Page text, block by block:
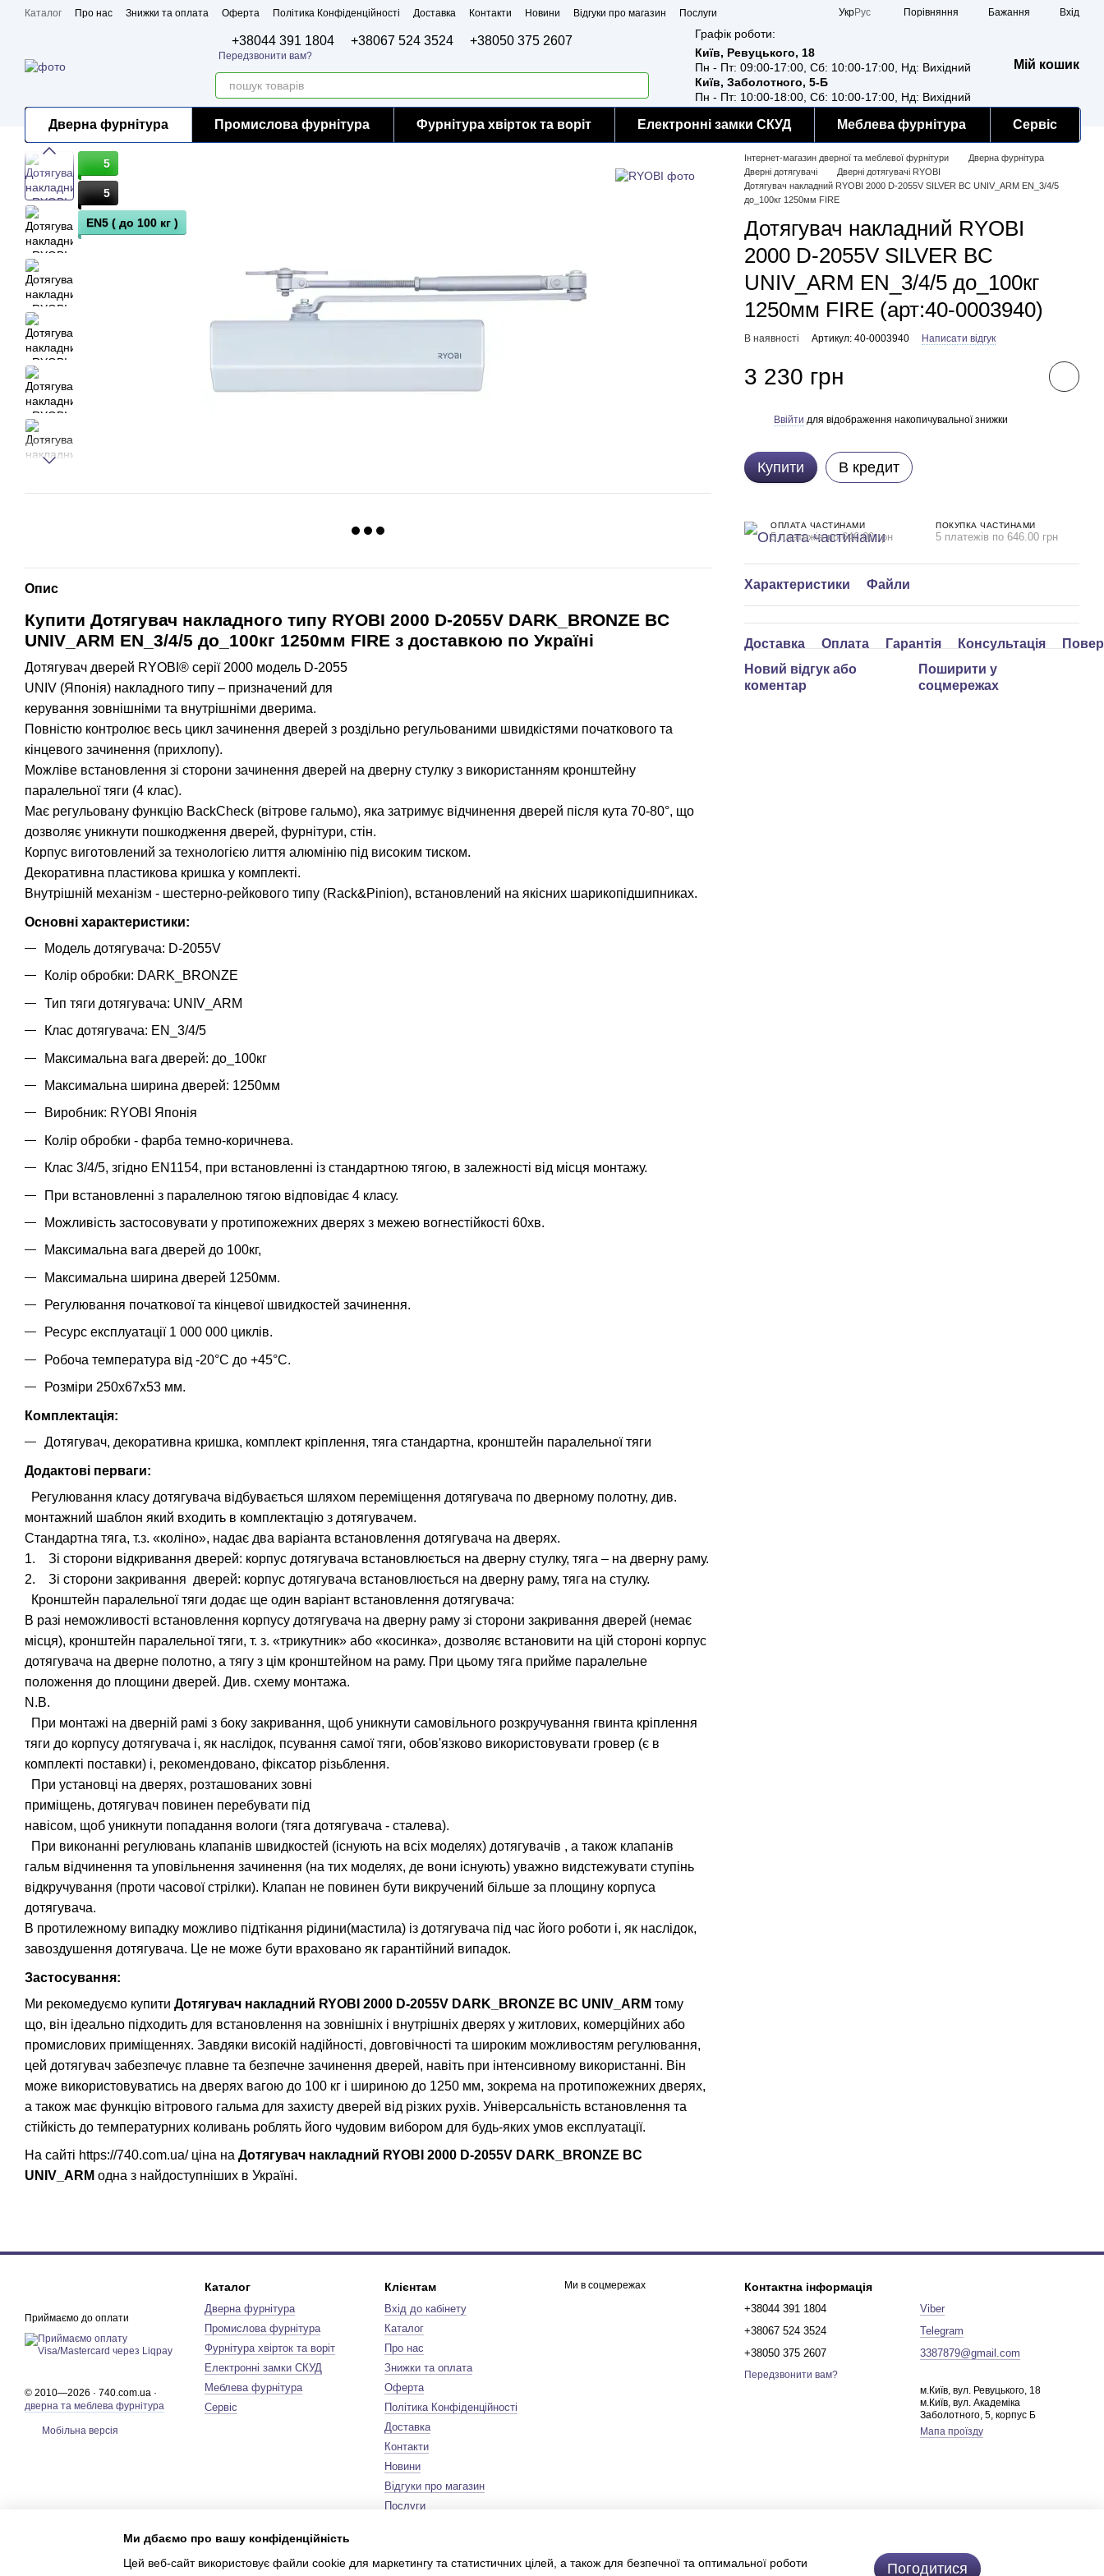
Перейти до основного контенту
Каталог Про нас Знижки та оплата Оферта Політика Конфіденційності Доставка Контакти Новини Відгуки про магазин
Послуги
УкрРус Порівняння Бажання Вхід
+38044 391 1804 +38067 524 3524 +38050 375 2607
Передзвонити вам?
Графік роботи:
Київ, Ревуцького, 18
Пн - Пт: 09:00-17:00, Сб: 10:00-17:00, Нд: Вихідний
Київ, Заболотного, 5-Б
Пн - Пт: 10:00-18:00, Сб: 10:00-17:00, Нд: Вихідний
Мій кошик
Дверна фурнітура Промислова фурнітура Фурнітура хвірток та воріт Електронні замки СКУД Меблева фурнітура Сервіс
5
5
EN5 ( до 100 кг )
Опис
Купити Дотягувач накладного типу RYOBI 2000 D-2055V DARK_BRONZE BC
UNIV_ARM EN_3/4/5 до_100кг 1250мм FIRE з доставкою по Україні
Дотягувач дверей RYOBI® серії 2000 модель D-2055
UNIV (Японія) накладного типу – призначений для
керування зовнішніми та внутрішніми дверима.
Повністю контролює весь цикл зачинення дверей з роздільно регульованими швидкістями початкового та
кінцевого зачинення (прихлопу).
Можліве встановлення зі сторони зачинення дверей на дверну стулку з використанням кронштейну
паралельної тяги (4 клас).
Має регульовану функцію BackCheck (вітрове гальмо), яка затримує відчинення дверей після кута 70-80°, що
дозволяє уникнути пошкодження дверей, фурнітури, стін.
Корпус виготовлений за технологією лиття алюмінію під високим тиском.
Декоративна пластикова кришка у комплекті.
Внутрішній механізм - шестерно-рейкового типу (Rack&Pinion), встановлений на якісних шарикопідшипниках.
Основні характеристики:
Модель дотягувача: D-2055V
Колір обробки: DARK_BRONZE
Тип тяги дотягувача: UNIV_ARM
Клас дотягувача: EN_3/4/5
Максимальна вага дверей: до_100кг
Максимальна ширина дверей: 1250мм
Виробник: RYOBI Японія
Колір обробки - фарба темно-коричнева.
Клас 3/4/5, згідно EN1154, при встановленні із стандартною тягою, в залежності від місця монтажу.
При встановленні з паралелною тягою відповідає 4 класу.
Можливість застосовувати у протипожежних дверях з межею вогнестійкості 60хв.
Максимальна вага дверей до 100кг,
Максимальна ширина дверей 1250мм.
Регулювання початкової та кінцевої швидкостей зачинення.
Ресурс експлуатації 1 000 000 циклів.
Робоча температура від -20°С до +45°С.
Розміри 250х67х53 мм.
Комплектація:
Дотягувач, декоративна кришка, комплект кріплення, тяга стандартна, кронштейн паралельної тяги
Додактові перваги:
Регулювання класу дотягувача відбувається шляхом переміщення дотягувача по дверному полотну, див.
монтажний шаблон який входить в комплектацію з дотягувачем.
Стандартна тяга, т.з. «коліно», надає два варіанта встановлення дотягувача на дверях.
1. Зі сторони відкривання дверей: корпус дотягувача встановлюється на дверну стулку, тяга – на дверну раму.
2. Зі сторони закривання дверей: корпус дотягувача встановлюється на дверну раму, тяга на стулку.
Кронштейн паралельної тяги додає ще один варіант встановлення дотягувача:
В разі неможливості встановлення корпусу дотягувача на дверну раму зі сторони закривання дверей (немає
місця), кронштейн паралельної тяги, т. з. «трикутник» або «косинка», дозволяє встановити на цій стороні корпус
дотягувача на дверне полотно, а тягу з цім кронштейном на раму. При цьому тяга прийме паралельне
положення до площини дверей. Див. схему монтажа.
N.B.
При монтажі на дверній рамі з боку закривання, щоб уникнути самовільного розкручування гвинта кріплення
тяги до корпусу дотягувача і, як наслідок, псування самої тяги, обов'язково використовувати гровер (є в
комплекті поставки) і, рекомендовано, фіксатор різьблення.
При установці на дверях, розташованих зовні
приміщень, дотягувач повинен перебувати під
навісом, щоб уникнути попадання вологи (тяга дотягувача - сталева).
При виконанні регулювань клапанів швидкостей (існують на всіх моделях) дотягувачів , а також клапанів
гальм відчинення та уповільнення зачинення (на тих моделях, де вони існують) уважно видстежувати ступінь
відкручування (проти часової стрілки). Клапан не повинен бути викручений більше за площину корпуса
дотягувача.
В протилежному випадку можливо підтікання рідини(мастила) із дотягувача під час його роботи і, як наслідок,
завоздушення дотягувача. Це не може бути враховано як гарантійний випадок.
Застосування:
Ми рекомедуємо купити Дотягувач накладний RYOBI 2000 D-2055V DARK_BRONZE BC UNIV_ARM тому
що, він ідеально підходить для встановлення на зовнішніх і внутрішніх дверях у житлових, комерційних або
промислових приміщеннях. Завдяки високій надійності, довговічності та широким можливостям регулювання,
цей дотягувач забезпечує плавне та безпечне зачинення дверей, навіть при інтенсивному використанні. Він
може використовуватись на дверях вагою до 100 кг і шириною до 1250 мм, зокрема на протипожежних дверях,
а також має функцію вітрового гальма для захисту дверей від різких рухів. Універсальність встановлення та
стійкість до температурних коливань роблять його чудовим вибором для будь-яких умов експлуатації.
На сайті https://740.com.ua/ ціна на Дотягувач накладний RYOBI 2000 D-2055V DARK_BRONZE BC
UNIV_ARM одна з найдоступніших в Україні.
Інтернет-магазин дверної та меблевої фурнітури
Дверна фурнітура
Дверні дотягувачі
Дверні дотягувачі RYOBI
Дотягувач накладний RYOBI 2000 D-2055V SILVER BC UNIV_ARM EN_3/4/5
до_100кг 1250мм FIRE
Дотягувач накладний RYOBI
2000 D-2055V SILVER BC
UNIV_ARM EN_3/4/5 до_100кг
1250мм FIRE (арт:40-0003940)
В наявності Артикул: 40-0003940 Написати відгук
3 230 грн
Ввійти для відображення накопичувальної знижки
Купити В кредит
ОПЛАТА ЧАСТИНАМИ
5 платежів по 646.00 грн
ПОКУПКА ЧАСТИНАМИ
5 платежів по 646.00 грн
Характеристики Файли
Доставка Оплата Гарантія Консультація
Новий відгук або
коментар
Поширити у
соцмережах
Приймаємо до оплати
© 2010—2026 · 740.com.ua ·
дверна та меблева фурнітура
Мобільна версія
Каталог
Дверна фурнітура
Промислова фурнітура
Фурнітура хвірток та воріт
Електронні замки СКУД
Меблева фурнітура
Сервіс
Клієнтам
Вхід до кабінету
Каталог
Про нас
Знижки та оплата
Оферта
Політика Конфіденційності
Доставка
Контакти
Новини
Відгуки про магазин
Послуги
Сертифікати
Ми в соцмережах Контактна інформація
+38044 391 1804
+38067 524 3524
+38050 375 2607
Передзвонити вам?
Viber
Telegram
3387879@gmail.com
м.Київ, вул. Ревуцького, 18
м.Київ, вул. Академіка
Заболотного, 5, корпус Б
Мапа проїзду
Ми дбаємо про вашу конфіденційність
Цей веб-сайт використовує файли cookie для маркетингу та статистичних цілей, а також для безпечної та оптимальної роботи
Погодитися